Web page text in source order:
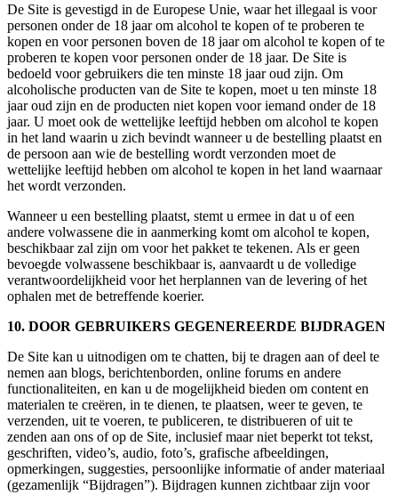
De Site is gevestigd in de Europese Unie, waar het illegaal is voor
personen onder de 18 jaar om alcohol te kopen of te proberen te
kopen en voor personen boven de 18 jaar om alcohol te kopen of te
proberen te kopen voor personen onder de 18 jaar. De Site is
bedoeld voor gebruikers die ten minste 18 jaar oud zijn. Om
alcoholische producten van de Site te kopen, moet u ten minste 18
jaar oud zijn en de producten niet kopen voor iemand onder de 18
jaar. U moet ook de wettelijke leeftijd hebben om alcohol te kopen
in het land waarin u zich bevindt wanneer u de bestelling plaatst en
de persoon aan wie de bestelling wordt verzonden moet de
wettelijke leeftijd hebben om alcohol te kopen in het land waarnaar
het wordt verzonden.
Wanneer u een bestelling plaatst, stemt u ermee in dat u of een
andere volwassene die in aanmerking komt om alcohol te kopen,
beschikbaar zal zijn om voor het pakket te tekenen. Als er geen
bevoegde volwassene beschikbaar is, aanvaardt u de volledige
verantwoordelijkheid voor het herplannen van de levering of het
ophalen met de betreffende koerier.
10. DOOR GEBRUIKERS GEGENEREERDE BIJDRAGEN
De Site kan u uitnodigen om te chatten, bij te dragen aan of deel te
nemen aan blogs, berichtenborden, online forums en andere
functionaliteiten, en kan u de mogelijkheid bieden om content en
materialen te creëren, in te dienen, te plaatsen, weer te geven, te
verzenden, uit te voeren, te publiceren, te distribueren of uit te
zenden aan ons of op de Site, inclusief maar niet beperkt tot tekst,
geschriften, video’s, audio, foto’s, grafische afbeeldingen,
opmerkingen, suggesties, persoonlijke informatie of ander materiaal
(gezamenlijk “Bijdragen”). Bijdragen kunnen zichtbaar zijn voor